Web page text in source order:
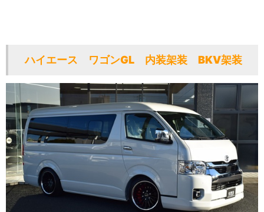
ハイエース ワゴンGL 内装架装 BKⅤ架装